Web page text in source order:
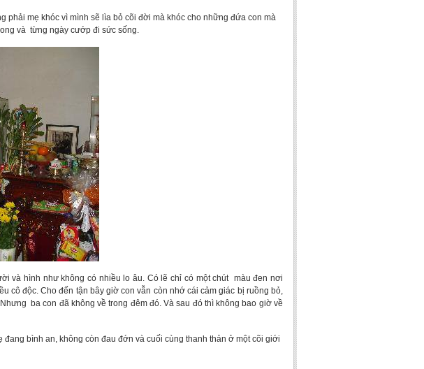
phải mẹ khóc vì mình sẽ lìa bỏ cõi đời mà khóc cho những đứa con mà
và từng ngày cướp đi sức sống.
và hình như không có nhiều lo âu. Có lẽ chỉ có một chút màu đen nơi
cô độc. Cho đến tận bây giờ con vẫn còn nhớ cái cảm giác bị ruồng bỏ,
ba con đã không về trong đêm đó. Và sau đó thì không bao giờ về
bình an, không còn đau đớn và cuối cùng thanh thản ở một cõi giới